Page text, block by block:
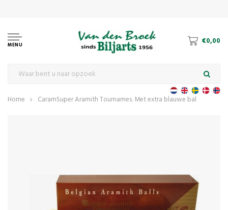
MENU €0,00
Home CaramSuper Aramith Tournames. Met extra blauwe bal